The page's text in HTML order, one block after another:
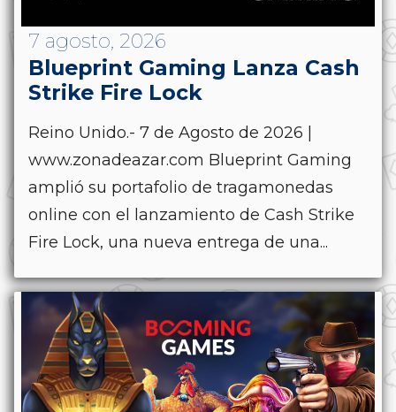
7 agosto, 2026
Blueprint Gaming Lanza Cash
Strike Fire Lock
Reino Unido.- 7 de Agosto de 2026 |
www.zonadeazar.com Blueprint Gaming
amplió su portafolio de tragamonedas
online con el lanzamiento de Cash Strike
Fire Lock, una nueva entrega de una...